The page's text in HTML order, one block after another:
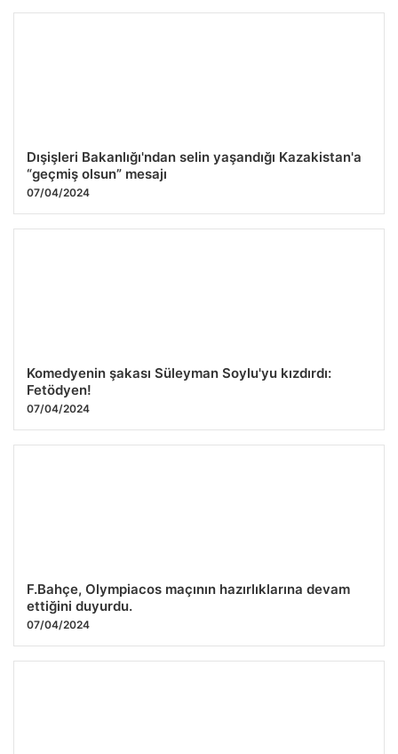
Dışişleri Bakanlığı'ndan selin yaşandığı Kazakistan'a
“geçmiş olsun” mesajı
07/04/2024
Komedyenin şakası Süleyman Soylu'yu kızdırdı:
Fetödyen!
07/04/2024
F.Bahçe, Olympiacos maçının hazırlıklarına devam
ettiğini duyurdu.
07/04/2024